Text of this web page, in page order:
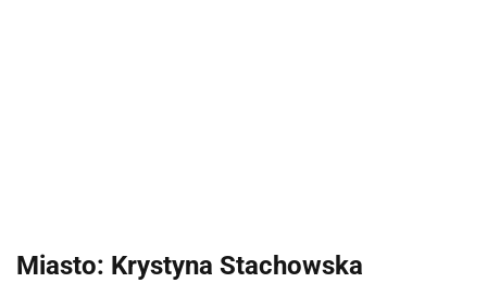
Miasto: Krystyna Stachowska